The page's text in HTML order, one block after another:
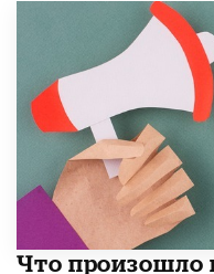
​Что произошло